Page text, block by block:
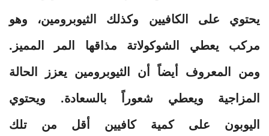
يحتوي على الكافيين وكذلك الثيوبرومين، وهو
مركب يعطي الشوكولاتة مذاقها المر المميز.
ومن المعروف أيضاً أن الثيوبرومين يعزز الحالة
المزاجية ويعطي شعوراً بالسعادة. ويحتوي
اليوبون على كمية كافيين أقل من تلك